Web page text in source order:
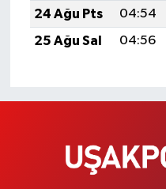
24 Ağu Pts
04:54
25 Ağu Sal
04:56